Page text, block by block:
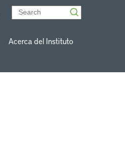
Acerca del Instituto